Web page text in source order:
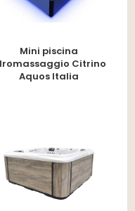
Mini piscina
Citrino
Aquos Italia